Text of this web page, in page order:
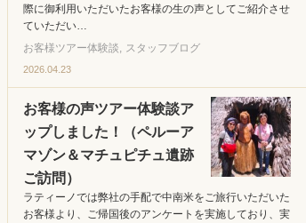
際に御利用いただいたお客様の生の声としてご紹介させ
ていただい…
お客様ツアー体験談
スタッフブログ
2026.04.23
お客様の声ツアー体験談ア
ップしました！（ペルーア
マゾン＆マチュピチュ遺跡
ご訪問）
ラティーノでは弊社の手配で中南米をご旅行いただいた
お客様より、ご帰国後のアンケートを実施しており、実